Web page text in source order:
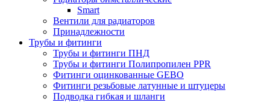
Smart
Вентили для радиаторов
Принадлежности
Трубы и фитинги
Трубы и фитинги ПНД
Трубы и фитинги Полипропилен PPR
Фитинги оцинкованные GEBO
Фитинги резьбовые латунные и штуцеры
Подводка гибкая и шланги